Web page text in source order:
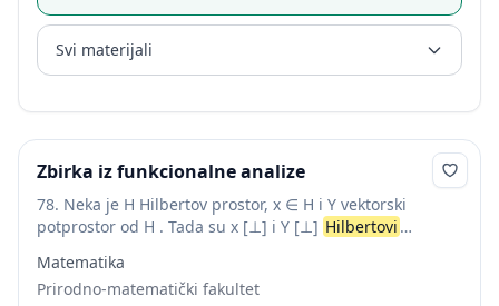
Svi materijali
Zbirka iz funkcionalne analize
78. Neka je H Hilbertov prostor, x ∈ H i Y vektorski
potprostor od H . Tada su x [⊥] i Y [⊥] Hilbertovi
Matematika
Prirodno-matematički fakultet